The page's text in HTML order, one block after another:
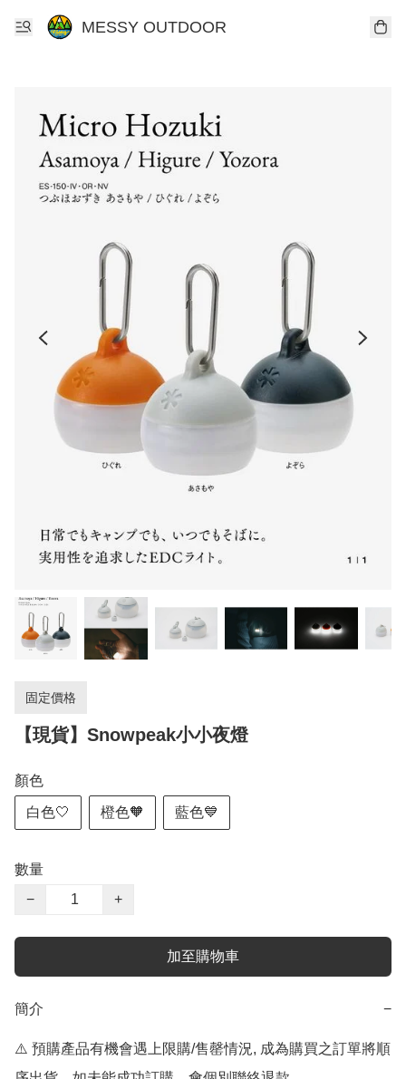
MESSY OUTDOOR
固定價格
【現貨】Snowpeak小小夜燈
顏色
白色🤍 橙色🧡 藍色💙
數量
−
+
加至購物車
簡介 −
⚠️ 預購產品有機會遇上限購/售罄情況, 成為購買之訂單將順